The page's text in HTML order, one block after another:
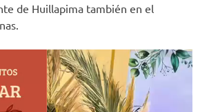
de Huillapima también en el